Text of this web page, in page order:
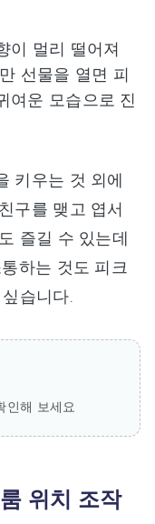
이 멀리 떨어져
선물을 열면 피
여운 모습으로 진
키우는 것 외에
구를 맺고 엽서
즐길 수 있는데
하는 것도 피크
습니다.
인해 보세요
위치 조작